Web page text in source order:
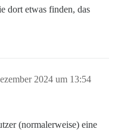
dort etwas finden, das
2024 um 13:54
(normalerweise) eine